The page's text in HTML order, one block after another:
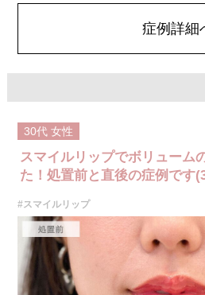
ほどお控えください。ボトックス注入後
費用：レスチレン 68,900円(税込)
オプション：表面麻酔 3,300円(税込) 笑気
症例詳細
30代 女性
スマイルリップでボリューム
た！処置前と直後の症例です
#スマイルリップ